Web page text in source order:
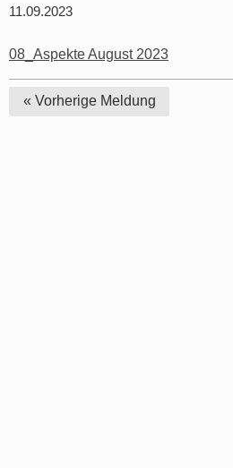
11.09.2023
08_Aspekte August 2023
« Vorherige Meldung